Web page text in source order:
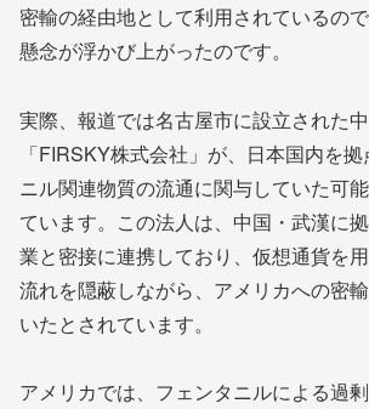
密輸の経由地として利用されているの
懸念が浮かび上がったのです。
実際、報道では名古屋市に設立された
「FIRSKY株式会社」が、日本国内を
ニル関連物質の流通に関与していた可
ています。この法人は、中国・武漢に
業と密接に連携しており、仮想通貨を
流れを隠蔽しながら、アメリカへの密
いたとされています。
アメリカでは、フェンタニルによる過